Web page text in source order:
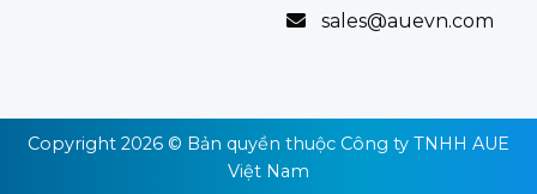
sales@auevn.com
Copyright 2026 © Bản quyền thuộc Công ty TNHH AUE
Việt Nam